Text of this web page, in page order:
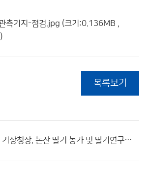
측기지-점검.jpg (크기:0.136MB ,
목록보기
유희동 기상청장, 논산 딸기 농가 및 딸기연구소 방문